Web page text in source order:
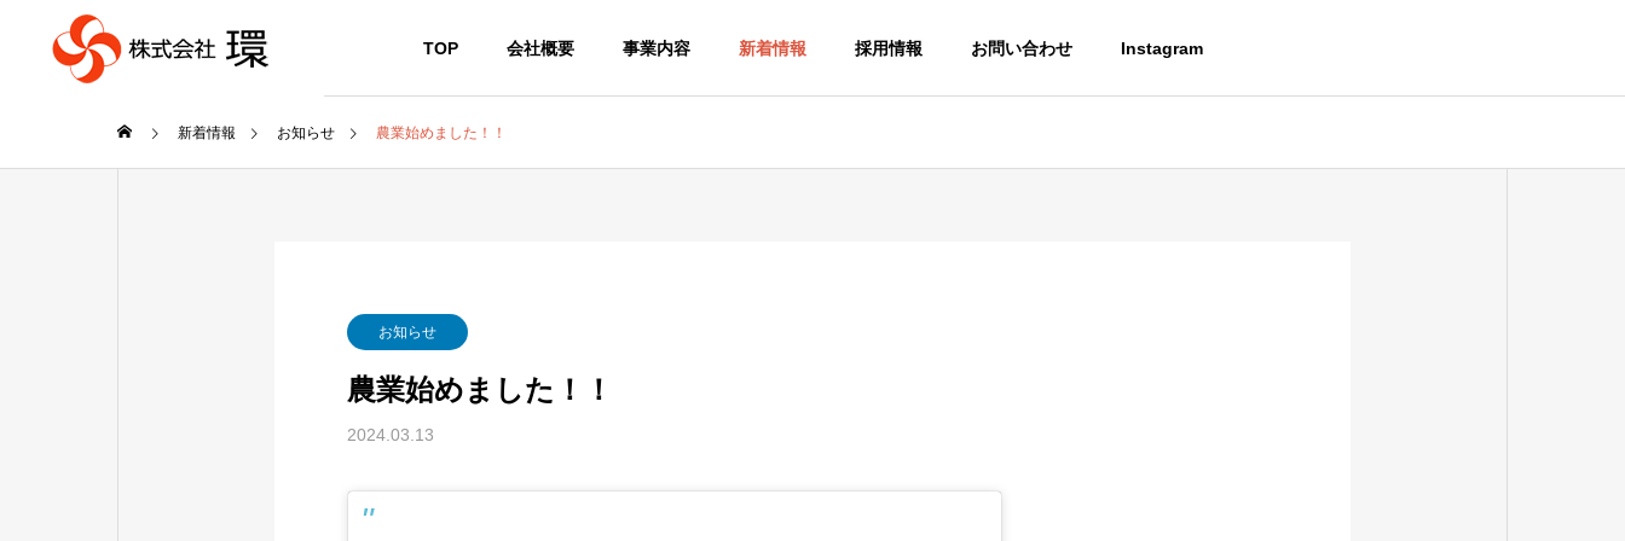
TOP 会社概要 事業内容 新着情報 採用情報 お問い合わせ Instagram
新着情報 お知らせ 農業始めました！！
お知らせ
農業始めました！！
2024.03.13